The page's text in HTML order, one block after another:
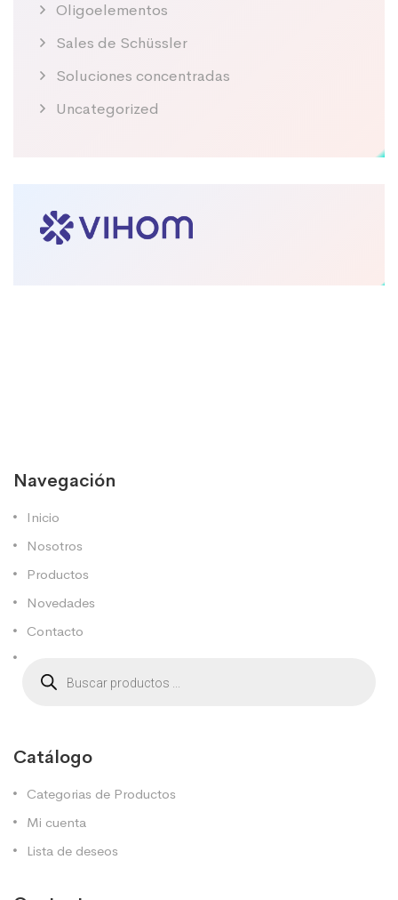
Oligoelementos
Sales de Schüssler
Soluciones concentradas
Uncategorized
Navegación
Inicio
Nosotros
Productos
Novedades
Contacto
Catálogo
Categorias de Productos
Mi cuenta
Lista de deseos